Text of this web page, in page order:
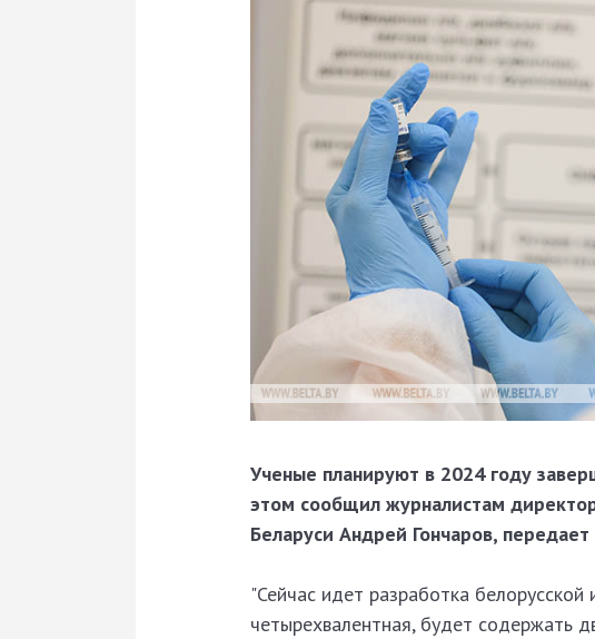
Ученые планируют в 2024 году
этом сообщил журналистам
Беларуси Андрей Гончаров,
"Сейчас идет разработка
четырехвалентная, будет содержать